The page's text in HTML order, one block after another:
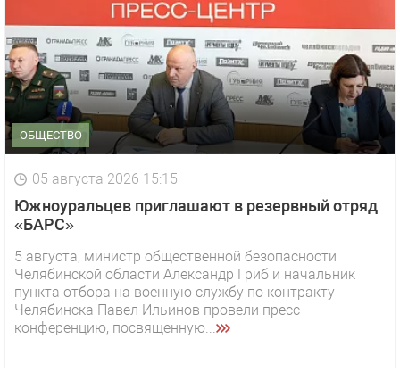
ОБЩЕСТВО
05 августа 2026 15:15
Южноуральцев приглашают в резервный отряд
«БАРС»
5 августа, министр общественной безопасности
Челябинской области Александр Гриб и начальник
пункта отбора на военную службу по контракту
Челябинска Павел Ильинов провели пресс-
конференцию, посвященную...